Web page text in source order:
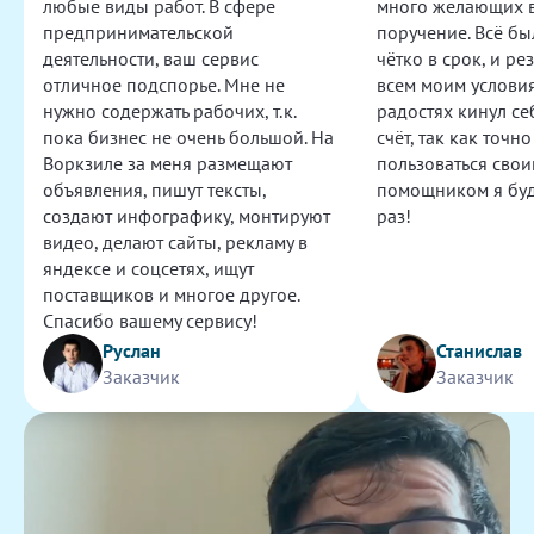
Тайный покупатель для магазина
Шикарный исполнитель! Всё выполнила в рамках
задания и даже больше!
600
Переработка логотипа F и W в вектор
Задача выполнена хорошо, файл в нужном формате,
спасибо!
500
Текст для поста по видео
Задание выполнено качественно и в срок. Без
ошибок.
Забрать и осмотреть заказ в Истре
Огромное спасибо! Кристина реально выручила.
Забрала товар из магазина, все отправила в лучшем
любые виды работ. В сфере
предпринимательской
деятельности, ваш сервис
отличное подспорье. Мне не
нужно содержать рабочих, т.к.
пока бизнес не очень большой. На
Воркзиле за меня размещают
объявления, пишут тексты,
создают инфографику, монтируют
видео, делают сайты, рекламу в
яндексе и соцсетях, ищут
поставщиков и многое другое.
Спасибо вашему сервису!
Руслан
Заказчик
много желающих
поручение. Всё
чётко в срок, и
всем моим
радостях кинул
счёт, так как
пользоваться
помощником я
раз!
Станислав
Заказчик